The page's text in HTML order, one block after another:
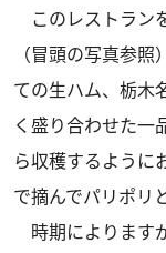
このレストラン
（冒頭の写真参
ての生ハム、栃木
く盛り合わせた一
ら収穫するように
で摘んでパリポリと
時期によります